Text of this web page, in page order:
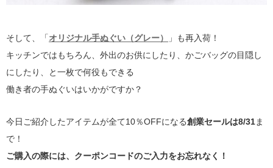
そして、「オリジナル手ぬぐい（グレー）
」も再入荷！
キッチンではもちろん、外出のお供にしたり、かごバッグの目隠し
にしたり、と一枚で何役もできる
働き者の手ぬぐいはいかがですか？
今日ご紹介したアイテムが全て10％OFFになる創業セールは8/31ま
で！
ご購入の際には、クーポンコードのご入力をお忘れなく！